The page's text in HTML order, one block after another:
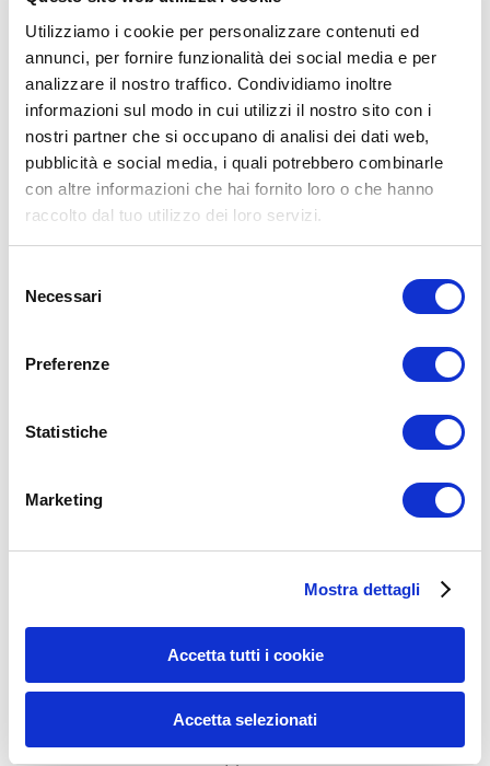
Utilizziamo i cookie per personalizzare contenuti ed
annunci, per fornire funzionalità dei social media e per
analizzare il nostro traffico. Condividiamo inoltre
informazioni sul modo in cui utilizzi il nostro sito con i
nostri partner che si occupano di analisi dei dati web,
pubblicità e social media, i quali potrebbero combinarle
con altre informazioni che hai fornito loro o che hanno
raccolto dal tuo utilizzo dei loro servizi.
delNecessari
Preferenze
Statistiche
Marketing
Mostra dettagli
Accetta tutti i cookie
Accetta selezionati
ALLENATI CON ME!
(1.800)
Allenamento aerobico(16)
Allenamento con il TRX(36)